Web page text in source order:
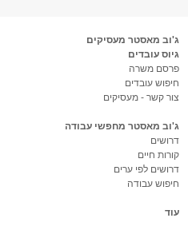
ג'וב מאסטר מעסיקים
גיוס עובדים
פרסם משרה
חיפוש עובדים
צור קשר - מעסיקים
ג'וב מאסטר מחפשי עבודה
דרושים
קורות חיים
דרושים לפי ערים
חיפוש עבודה
עוד